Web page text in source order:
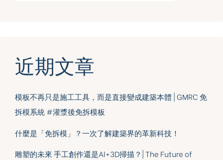
近期文章
模板不再只是施工工具，而是直接變成建築本體 | GMRC 免
拆模系統 #灌漿後免拆模板
什麼是「免拆模」？一次了解建築界的革新科技！
雕塑的未來 手工創作還是AI+3D掃描？| The Future of